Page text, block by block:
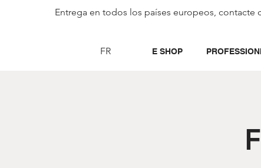
Entrega en todos los países europeos, contacte
E SHOP
FR